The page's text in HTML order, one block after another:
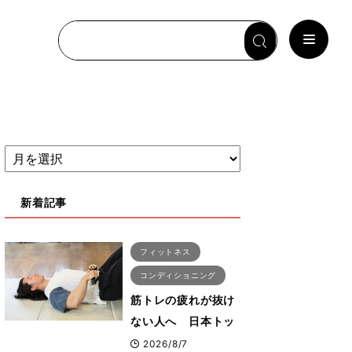
新着記事
フィットネス
コンディショニング
筋トレの疲れが抜け
ない人へ 日本トッ
プボディビルダー・
2026/8/7